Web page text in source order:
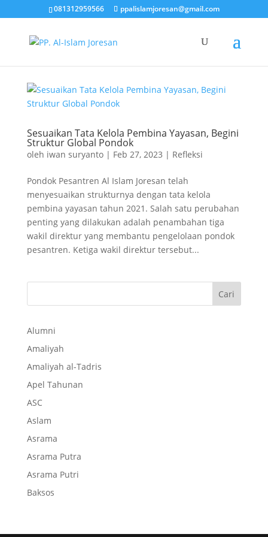
081312959566 ppalislamjoresan@gmail.com
Sesuaikan Tata Kelola Pembina Yayasan, Begini
Struktur Global Pondok
oleh iwan suryanto| Feb 27, 2023 | Refleksi
Pondok Pesantren Al Islam Joresan telah
menyesuaikan strukturnya dengan tata kelola
pembina yayasan tahun 2021. Salah satu perubahan
penting yang dilakukan adalah penambahan tiga
wakil direktur yang membantu pengelolaan pondok
pesantren. Ketiga wakil direktur tersebut...
Cari
Alumni
Amaliyah
Amaliyah al-Tadris
Apel Tahunan
ASC
Aslam
Asrama
Asrama Putra
Asrama Putri
Baksos